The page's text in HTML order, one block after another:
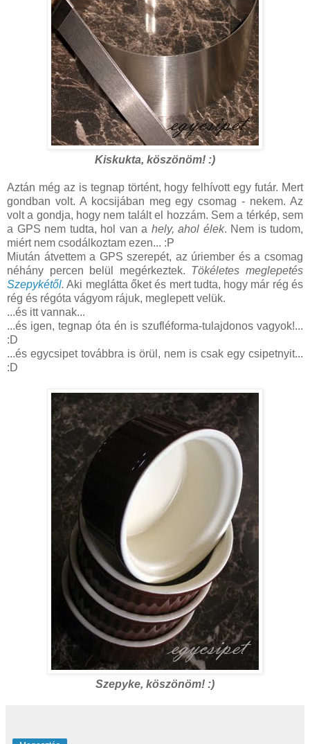
Kiskukta, köszönöm! :)
Aztán még az is tegnap történt, hogy felhívott egy futár. Mert
gondban volt. A kocsijában meg egy csomag - nekem. Az
volt a gondja, hogy nem talált el hozzám. Sem a térkép, sem
a GPS nem tudta, hol van a hely, ahol élek. Nem is tudom,
miért nem csodálkoztam ezen... :P
Miután átvettem a GPS szerepét, az úriember és a csomag
néhány percen belül megérkeztek. Tökéletes meglepetés
Szepykétől. Aki meglátta őket és mert tudta, hogy már rég és
rég és régóta vágyom rájuk, meglepett velük.
...és itt vannak...
...és igen, tegnap óta én is szufléforma-tulajdonos vagyok!...
:D
...és egycsipet továbbra is örül, nem is csak egy csipetnyit...
:D
Szepyke, köszönöm! :)